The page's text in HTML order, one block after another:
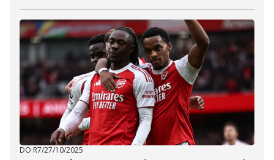
DO R7/27/10/2025